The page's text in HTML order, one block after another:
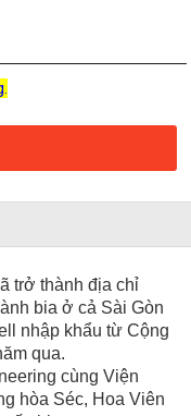
trở thành địa chỉ
bia ở cả Sài Gòn
nhập khẩu từ Cộng
qua.
cùng Viện
hòa Séc, Hoa Viên